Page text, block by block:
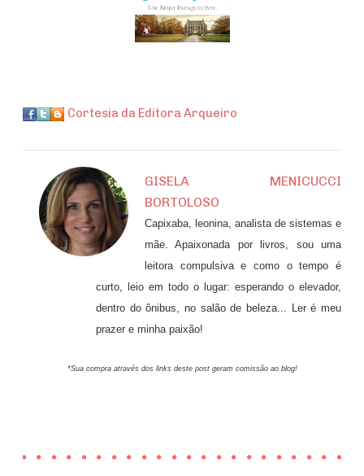
Cortesia da Editora Arqueiro
GISELA MENICUCCI
BORTOLOSO
Capixaba, leonina, analista de sistemas e
mãe. Apaixonada por livros, sou uma
leitora compulsiva e como o tempo é
curto, leio em todo o lugar: esperando o elevador,
dentro do ônibus, no salão de beleza... Ler é meu
prazer e minha paixão!
*Sua compra através dos links deste post geram comissão ao blog!